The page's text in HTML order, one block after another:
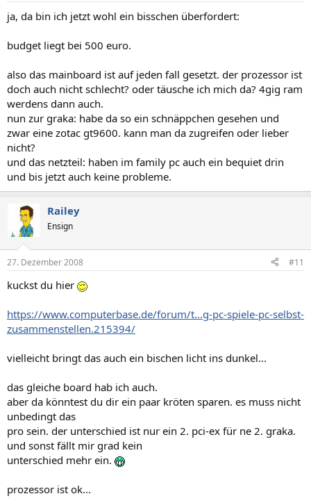
ja, da bin ich jetzt wohl ein bisschen überfordert:
budget liegt bei 500 euro.
also das mainboard ist auf jeden fall gesetzt. der prozessor ist
doch auch nicht schlecht? oder täusche ich mich da? 4gig ram
werdens dann auch.
nun zur graka: habe da so ein schnäppchen gesehen und
zwar eine zotac gt9600. kann man da zugreifen oder lieber
nicht?
und das netzteil: haben im family pc auch ein bequiet drin
und bis jetzt auch keine probleme.
Railey
Ensign
27. Dezember 2008 #11
kuckst du hier
https://www.computerbase.de/forum/t...g-pc-spiele-pc-selbst-
zusammenstellen.215394/
vielleicht bringt das auch ein bischen licht ins dunkel...
das gleiche board hab ich auch.
aber da könntest du dir ein paar kröten sparen. es muss nicht
unbedingt das
pro sein. der unterschied ist nur ein 2. pci-ex für ne 2. graka.
und sonst fällt mir grad kein
unterschied mehr ein.
prozessor ist ok...